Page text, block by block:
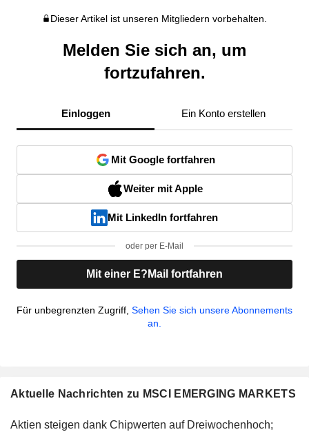
Dieser Artikel ist unseren Mitgliedern vorbehalten.
Melden Sie sich an, um
fortzufahren.
Einloggen Ein Konto erstellen
Mit Google fortfahren
Weiter mit Apple
Mit LinkedIn fortfahren
oder per E-Mail
Mit einer E?Mail fortfahren
Für unbegrenzten Zugriff, Sehen Sie sich unsere Abonnements
an.
Aktuelle Nachrichten zu MSCI EMERGING MARKETS
Aktien steigen dank Chipwerten auf Dreiwochenhoch;